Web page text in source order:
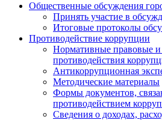
Общественные обсуждения
Принять участие в
Итоговые протоколы
Противодействие коррупции
Нормативные правовые
противодействия
Антикоррупционная
Методические материалы
Формы документов,
противодействием
Сведения о доходах,